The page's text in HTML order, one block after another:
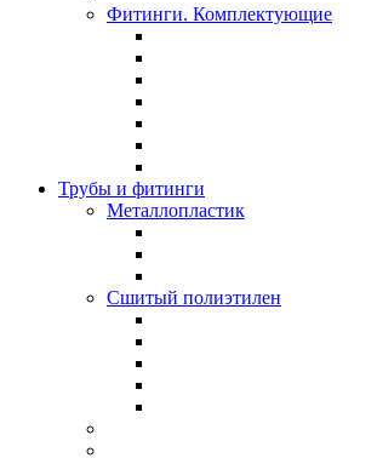
Фитинги. Комплектующие
Трубы и фитинги
Металлопластик
Сшитый полиэтилен